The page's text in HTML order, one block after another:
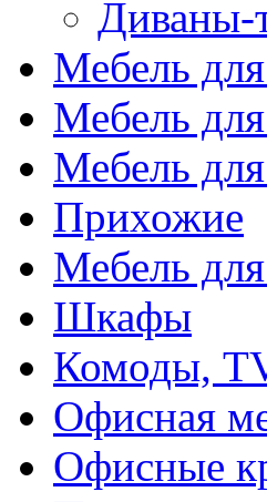
Диваны-
Мебель
Мебель
Мебель
Прихожие
Мебель
Шкафы
Комоды,
Офисная
Офисные